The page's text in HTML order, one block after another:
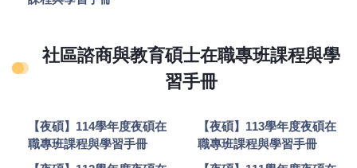
社區諮商與教育碩士在職專班課程與學
習手冊
【夜碩】114學年度夜碩在
職專班課程與學習手冊
【夜碩】113學年度夜碩在
職專班課程與學習手冊